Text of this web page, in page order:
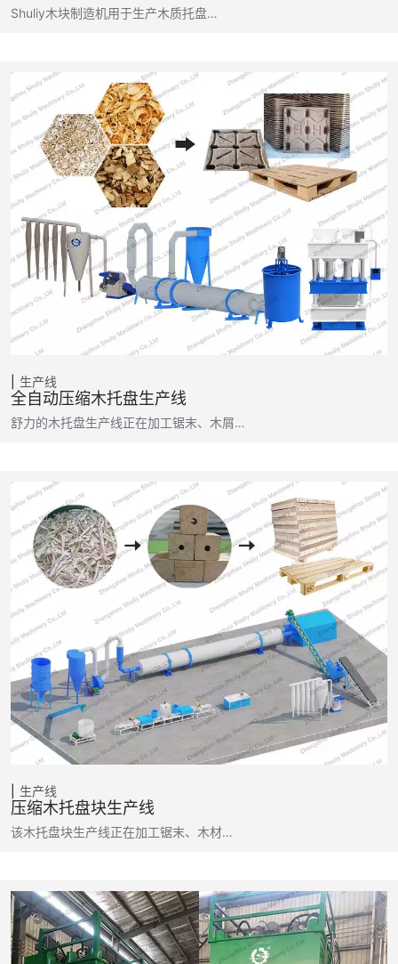
Shuliy木块制造机用于生产木质托盘…
生产线
全自动压缩木托盘生产线
舒力的木托盘生产线正在加工锯末、木屑…
生产线
压缩木托盘块生产线
该木托盘块生产线正在加工锯末、木材…